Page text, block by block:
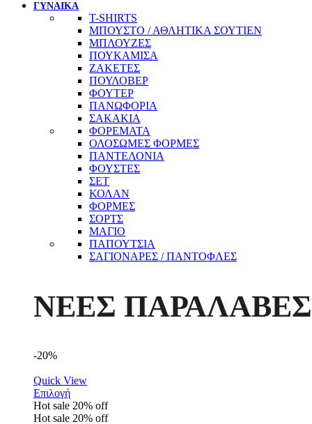
ΓΥΝΑΙΚΑ
T-SHIRTS
ΜΠΟΥΣΤΟ / ΑΘΛΗΤΙΚΑ ΣΟΥΤΙΕΝ
ΜΠΛΟΥΖΕΣ
ΠΟΥΚΑΜΙΣΑ
ΖΑΚΕΤΕΣ
ΠΟΥΛΟΒΕΡ
ΦΟΥΤΕΡ
ΠΑΝΩΦΟΡΙΑ
ΣΑΚΑΚΙΑ
ΦΟΡΕΜΑΤΑ
ΟΛΟΣΩΜΕΣ ΦΟΡΜΕΣ
ΠΑΝΤΕΛΟΝΙΑ
ΦΟΥΣΤΕΣ
ΣΕΤ
ΚΟΛΑΝ
ΦΟΡΜΕΣ
ΣΟΡΤΣ
ΜΑΓΙΟ
ΠΑΠΟΥΤΣΙΑ
ΣΑΓΙΟΝΑΡΕΣ / ΠΑΝΤΟΦΛΕΣ
ΝΕΕΣ ΠΑΡΑΛΑΒΕΣ
-20%
Quick View
Επιλογή
Hot sale 20% off
Hot sale 20% off